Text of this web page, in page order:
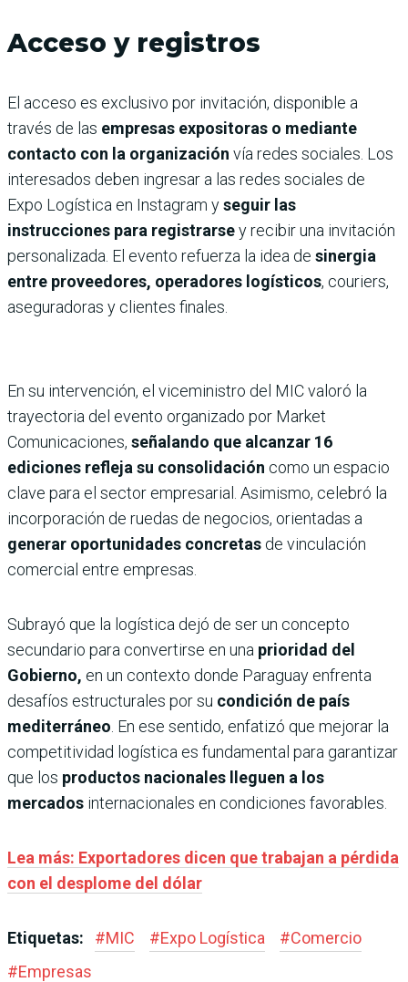
Acceso y registros
El acceso es exclusivo por invitación, disponible a
través de las empresas expositoras o mediante
contacto con la organización vía redes sociales. Los
interesados deben ingresar a las redes sociales de
Expo Logística en Instagram yseguir las
instrucciones para registrarsey recibir una invitación
personalizada. El evento refuerza la idea de sinergia
entre proveedores, operadores logísticos, couriers,
aseguradoras y clientes finales.
En su intervención, el viceministro del MIC valoró la
trayectoria del evento organizado por Market
Comunicaciones, señalando que alcanzar 16
ediciones refleja su consolidación como un espacio
clave para el sector empresarial. Asimismo, celebró la
incorporación de ruedas de negocios, orientadas a
generar oportunidades concretas de vinculación
comercial entre empresas.
Subrayó que la logística dejó de ser un concepto
secundario para convertirse en una prioridad del
Gobierno, en un contexto donde Paraguay enfrenta
desafíos estructurales por su condición de país
mediterráneo . En ese sentido, enfatizó que mejorar la
competitividad logística es fundamental para garantizar
que los productos nacionales lleguen a los
mercados internacionales en condiciones favorables.
Lea más: Exportadores dicen que trabajan a pérdida
con el desplome del dólar
Etiquetas: #MIC #Expo Logística #Comercio
#Empresas